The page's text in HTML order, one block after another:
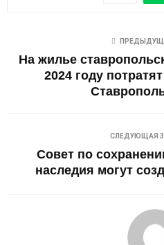
На жилье
2024 году
СЛЕДУЮЩАЯ
Совет по
наследия могут